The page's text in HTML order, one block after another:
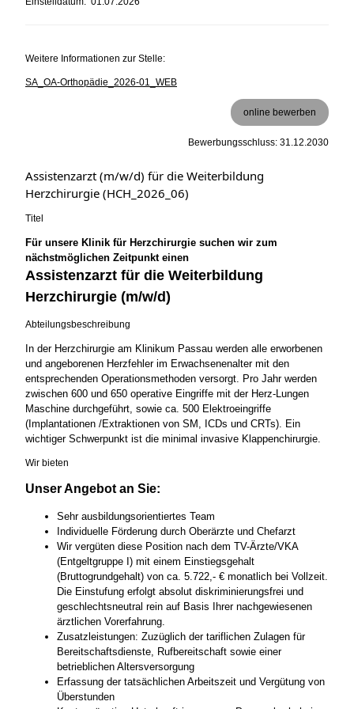
Weitere Informationen zur Stelle:
SA_OA-Orthopädie_2026-01_WEB
online bewerben
Bewerbungsschluss: 31.12.2030
Assistenzarzt (m/w/d) für die Weiterbildung
Herzchirurgie (HCH_2026_06)
Titel
Für unsere Klinik für Herzchirurgie suchen wir zum
nächstmöglichen Zeitpunkt einen
Assistenzarzt für die Weiterbildung
Herzchirurgie (m/w/d)
Abteilungsbeschreibung
In der Herzchirurgie am Klinikum Passau werden alle erworbenen
und angeborenen Herzfehler im Erwachsenenalter mit den
entsprechenden Operationsmethoden versorgt. Pro Jahr werden
zwischen 600 und 650 operative Eingriffe mit der Herz-Lungen
Maschine durchgeführt, sowie ca. 500 Elektroeingriffe
(Implantationen /Extraktionen von SM, ICDs und CRTs). Ein
wichtiger Schwerpunkt ist die minimal invasive Klappenchirurgie.
Wir bieten
Unser Angebot an Sie:
Sehr ausbildungsorientiertes Team
Individuelle Förderung durch Oberärzte und Chefarzt
Wir vergüten diese Position nach dem TV-Ärzte/VKA
(Entgeltgruppe I) mit einem Einstiegsgehalt
(Bruttogrundgehalt) von ca. 5.722,- € monatlich bei Vollzeit.
Die Einstufung erfolgt absolut diskriminierungsfrei und
geschlechtsneutral rein auf Basis Ihrer nachgewiesenen
ärztlichen Vorerfahrung.
Zusatzleistungen: Zuzüglich der tariflichen Zulagen für
Bereitschaftsdienste, Rufbereitschaft sowie einer
betrieblichen Altersversorgung
Erfassung der tatsächlichen Arbeitszeit und Vergütung von
Überstunden